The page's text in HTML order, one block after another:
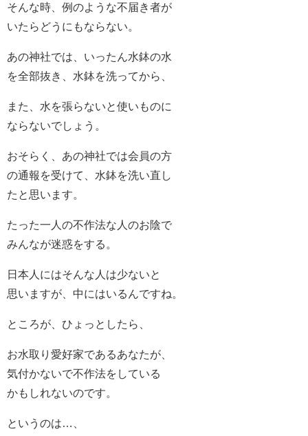
そんな時、例のような不届き者が
いたらどうにもならない。
あの神社では、いったん水鉢の水
を全部抜き、水鉢を洗ってから、
また、水を張らないと使いものに
ならないでしょう。
おそらく、あの神社では会員の方
の通報を受けて、水鉢を洗い直し
たと思います。
たった一人の不作法な人のお陰で
みんなが迷惑をする。
日本人にはそんな人は少ないと
思いますが、中にはいるんですね。
ところが、ひょっとしたら、
お水取り愛好家であるあなたが、
気付かないで不作法をしている
かもしれないのです。
というのは…、